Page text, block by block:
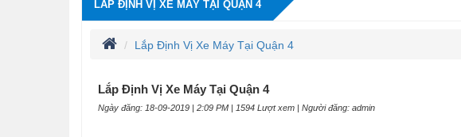
LẮP ĐỊNH VỊ XE MÁY TẠI QUẬN 4
Lắp Định Vị Xe Máy Tại Quận 4
Lắp Định Vị Xe Máy Tại Quận 4
Ngày đăng: 18-09-2019 | 2:09 PM | 1594 Lượt xem | Người đăng: admin